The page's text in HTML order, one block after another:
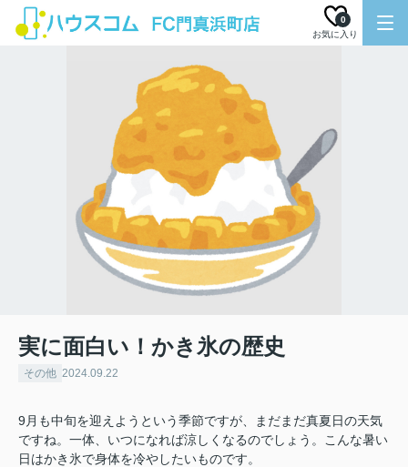
お気に入り
0
実に面白い！かき氷の歴史
その他 2024.09.22
9月も中旬を迎えようという季節ですが、まだまだ真夏日の天気
ですね。一体、いつになれば涼しくなるのでしょう。こんな暑い
日はかき氷で身体を冷やしたいものです。